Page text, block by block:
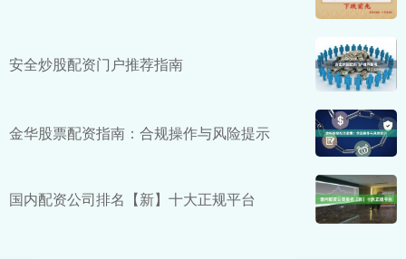
安全炒股配资门户推荐指南
金华股票配资指南：合规操作与风险提示
国内配资公司排名【新】十大正规平台